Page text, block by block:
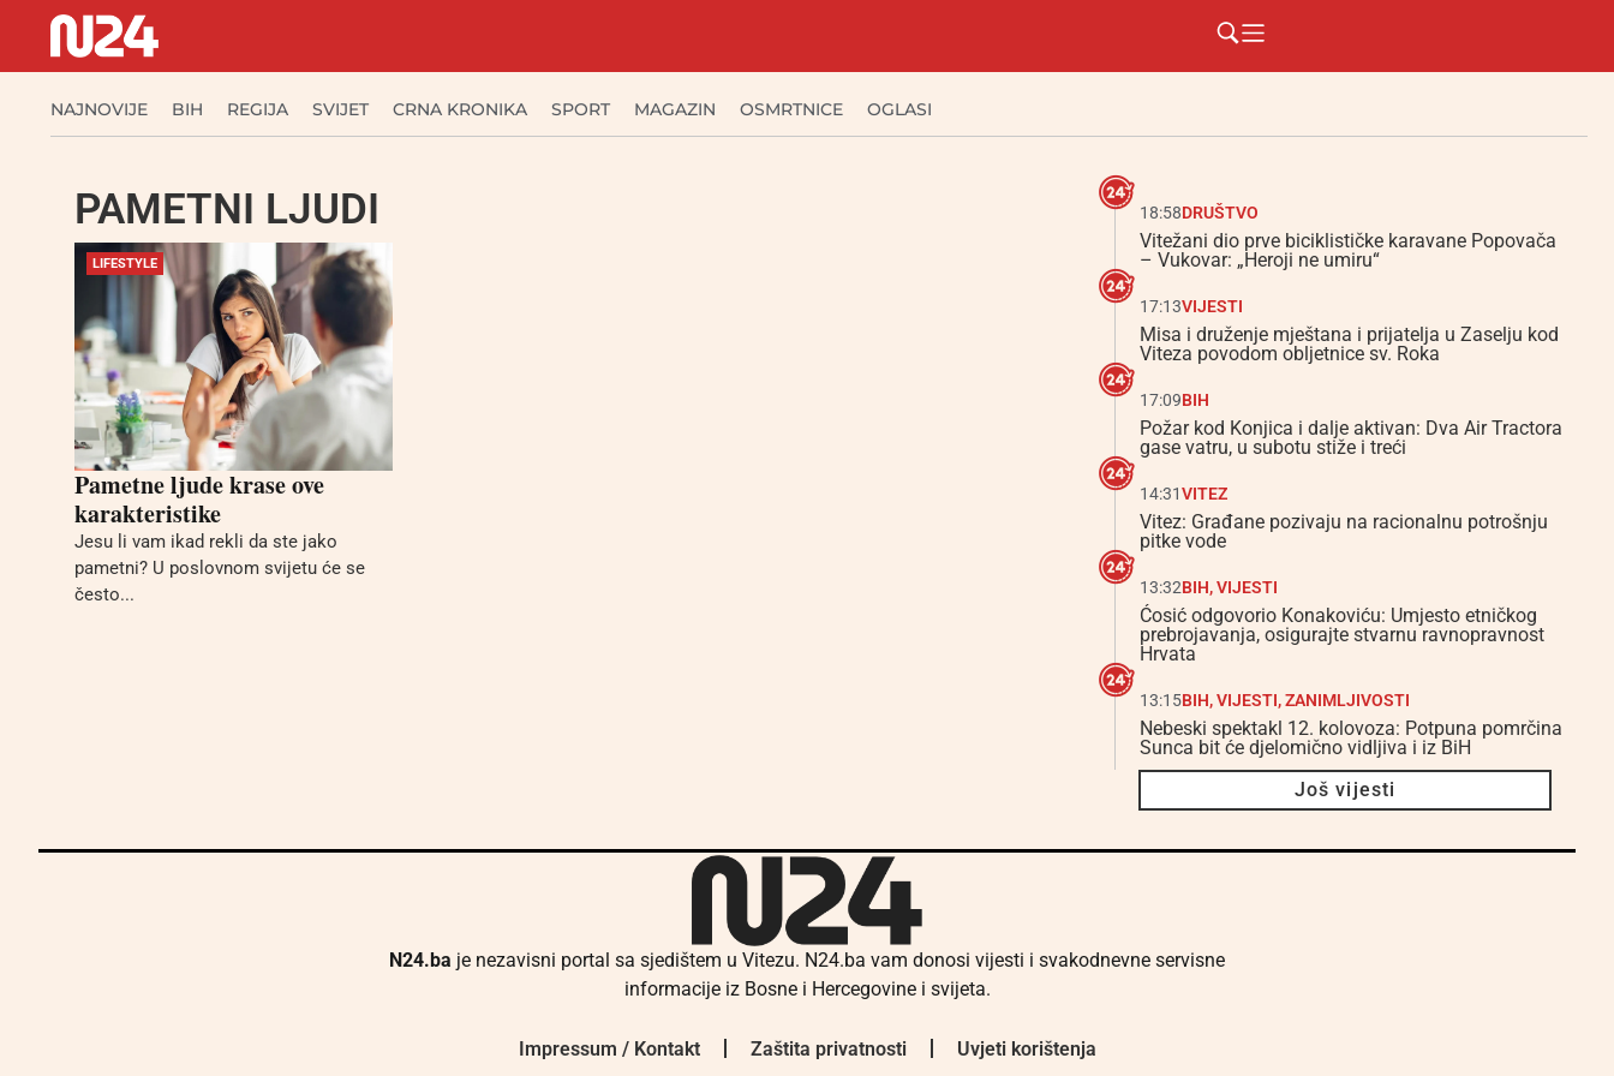
NAJNOVIJE BIH REGIJA SVIJET CRNA KRONIKA SPORT MAGAZIN OSMRTNICE OGLASI
PAMETNI LJUDI
LIFESTYLE
Pametne ljude krase ove
karakteristike
Jesu li vam ikad rekli da ste jako
pametni? U poslovnom svijetu će se
često...
18:58DRUŠTVO
Vitežani dio prve biciklističke karavane Popovača
– Vukovar: „Heroji ne umiru“
17:13VIJESTI
Misa i druženje mještana i prijatelja u Zaselju kod
Viteza povodom obljetnice sv. Roka
17:09BIH
Požar kod Konjica i dalje aktivan: Dva Air Tractora
gase vatru, u subotu stiže i treći
14:31VITEZ
Vitez: Građane pozivaju na racionalnu potrošnju
pitke vode
13:32BIH,VIJESTI
Ćosić odgovorio Konakoviću: Umjesto etničkog
prebrojavanja, osigurajte stvarnu ravnopravnost
Hrvata
13:15BIH,VIJESTI,ZANIMLJIVOSTI
Nebeski spektakl 12. kolovoza: Potpuna pomrčina
Sunca bit će djelomično vidljiva i iz BiH
Još vijesti
N24.ba je nezavisni portal sa sjedištem u Vitezu. N24.ba vam donosi vijesti i svakodnevne servisne
informacije iz Bosne i Hercegovine i svijeta.
Impressum / Kontakt Zaštita privatnosti Uvjeti korištenja